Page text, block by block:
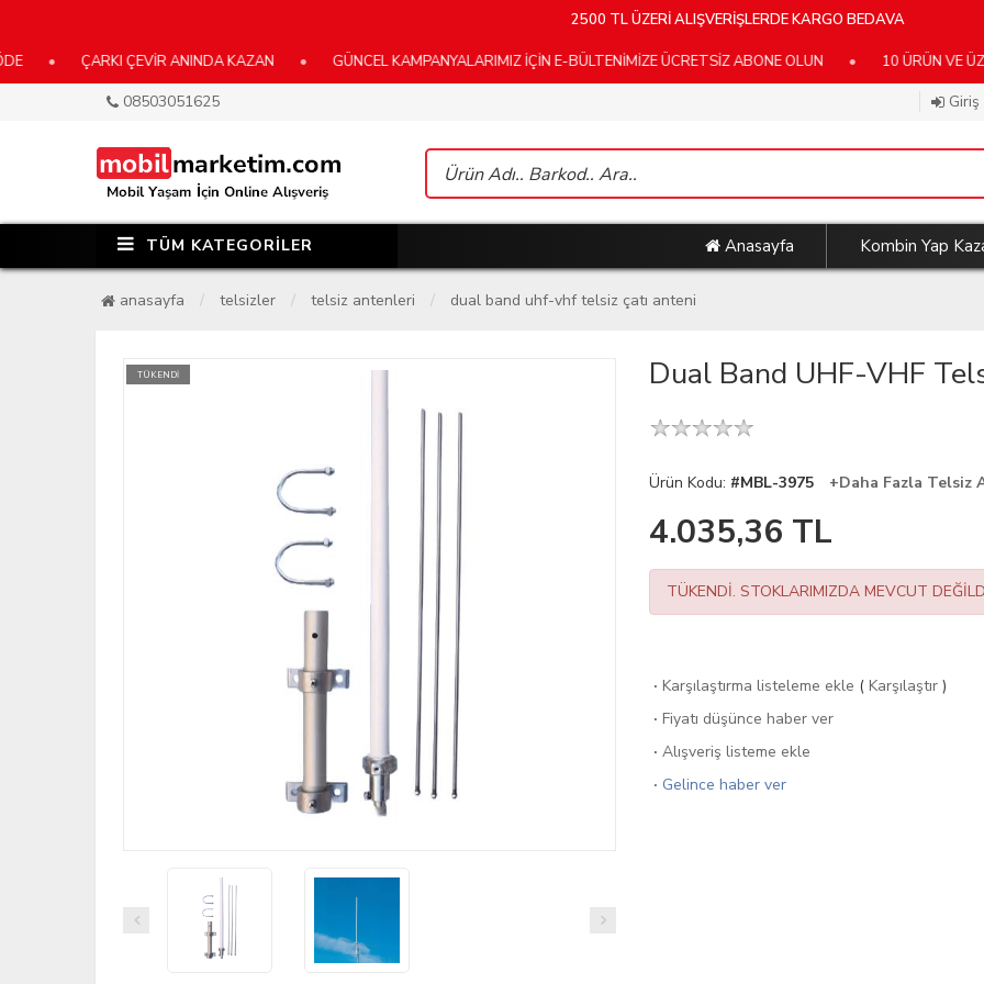
2500 TL ÜZERİ ALIŞVERİŞLERDE KARGO BEDAVA
• ÇARKI ÇEVİR ANINDA KAZAN • GÜNCEL KAMPANYALARIMIZ İÇİN E-BÜLTENİMİZE ÜCRETSİZ ABONE OLUN • 10 ÜRÜN VE ÜZERİ
08503051625 Giriş
TÜM KATEGORİLER Anasayfa Kombin Yap
anasayfa telsizler telsiz antenleri dual band uhf-vhf telsiz çatı anteni
TÜKENDİ Dual Band UHF-VHF
Ürün Kodu: #MBL-3975 +Daha Fazla Telsiz
4.035,36 TL
TÜKENDİ. STOKLARIMIZDA MEVCUT
·Karşılaştırma listeleme ekle (Karşılaştır )
·Fiyatı düşünce haber ver
·Alışveriş listeme ekle
· Gelince haber ver